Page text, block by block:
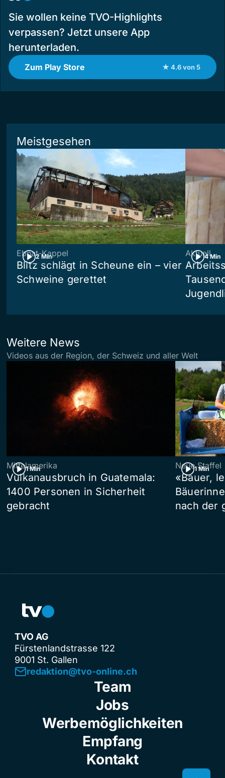
Sie wollen keine TVO-Highlights
verpassen? Jetzt unsere App
herunterladen.
Zum Play Store ★ 4.6 von 5
Meistgesehen
2 Min
Ebnat-Kappel
Blitz schlägt in Scheune ein – vier
Schweine gerettet
4 Min
Aktuell
Weitere News
Videos aus der Region, der Schweiz und aller Welt
1 Min
Mittelamerika
Vulkanausbruch in Guatemala:
1400 Personen in Sicherheit
gebracht
1 Min
Neue Staffel
«Bauer,
nach der
TVO AG
Fürstenlandstrasse 122
9001 St. Gallen
redaktion@tvo-online.ch
Team
Jobs
Werbemöglichkeiten
Empfang
Kontakt